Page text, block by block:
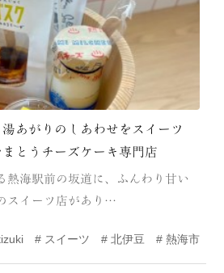
湯あがりのしあわせをスイーツ
とうチーズケーキ専門店
熱海駅前の坂道に、ふんわり甘い
スイーツ店があり…
スイーツ 北伊豆 熱海市